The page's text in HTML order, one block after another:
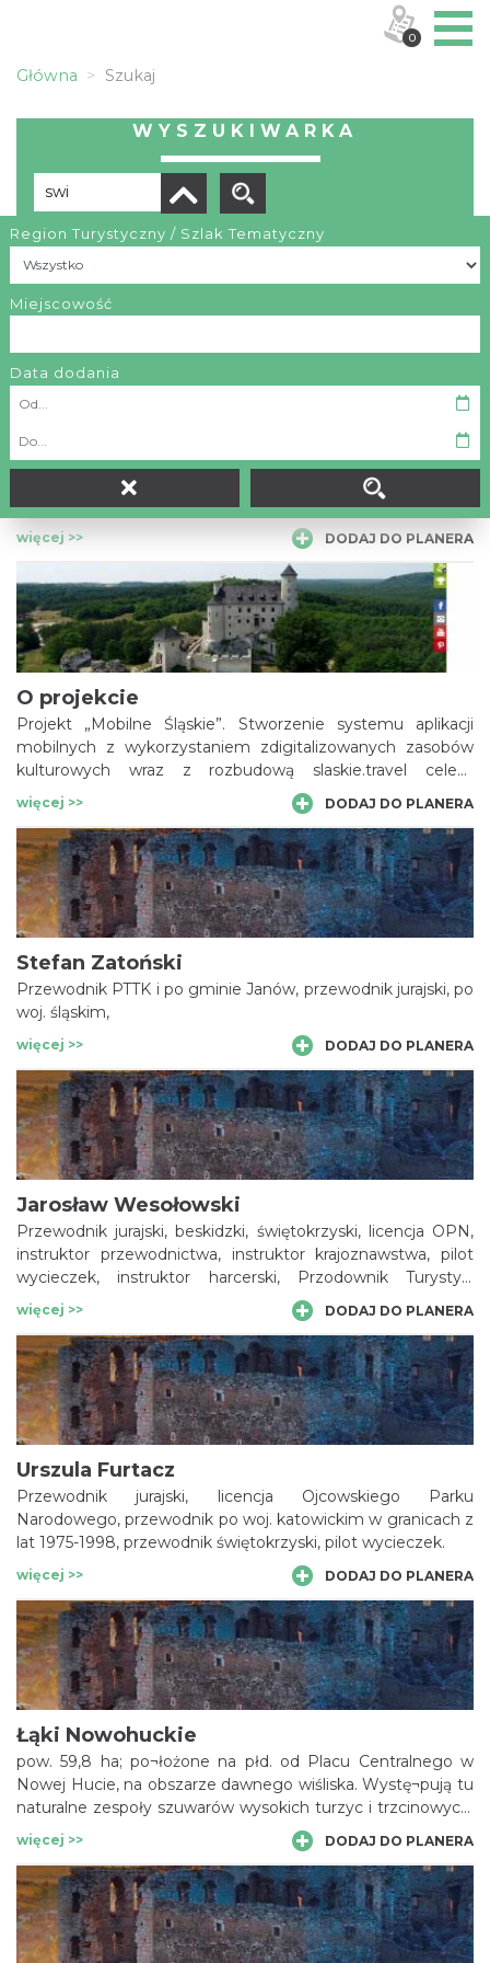
Główna Szukaj
WYSZUKIWARKA
Region Turystyczny / Szlak Tematyczny
Miejscowość
Data dodania
Liczba elementów:
O projekcie
Projekt „Mobilne Śląskie”. Stworzenie systemu aplikacji
mobilnych z wykorzystaniem zdigitalizowanych zasobów
kulturowych wraz z rozbudową slaskie.travel celem
zapewnienia powszechnego i otwartego dostępu do tych
zasobów.”
więcej >> DODAJ DO PLANERA
O projekcie
Projekt „Mobilne Śląskie”. Stworzenie systemu aplikacji
mobilnych z wykorzystaniem zdigitalizowanych zasobów
kulturowych wraz z rozbudową slaskie.travel celem
zapewnienia powszechnego i otwartego dostępu do tych
zasobów.”
więcej >> DODAJ DO PLANERA
Stefan Zatoński
Przewodnik PTTK i po gminie Janów, przewodnik jurajski, po
woj. śląskim,
więcej >> DODAJ DO PLANERA
Jarosław Wesołowski
Przewodnik jurajski, beskidzki, świętokrzyski, licencja OPN,
instruktor przewodnictwa, instruktor krajoznawstwa, pilot
wycieczek, instruktor harcerski, Przodownik Turystyki
Pieszej PTTK.
więcej >> DODAJ DO PLANERA
Urszula Furtacz
Przewodnik jurajski, licencja Ojcowskiego Parku
Narodowego, przewodnik po woj. katowickim w granicach z
lat 1975-1998, przewodnik świętokrzyski, pilot wycieczek.
więcej >> DODAJ DO PLANERA
Łąki Nowohuckie
pow. 59,8 ha; po¬łożone na płd. od Placu Centralnego w
Nowej Hucie, na obszarze dawnego wiśliska. Wystę¬pują tu
naturalne zespoły szuwarów wysokich turzyc i trzcinowych,
a także liczne zespoły półnaturalne, jak np.: podmokła łąka z
ostro-żeniem łąkowym, świeża łąka z rajgrasem wyniosłym
oraz szuwar z kosaćcem żółtym.
więcej >> DODAJ DO PLANERA
0